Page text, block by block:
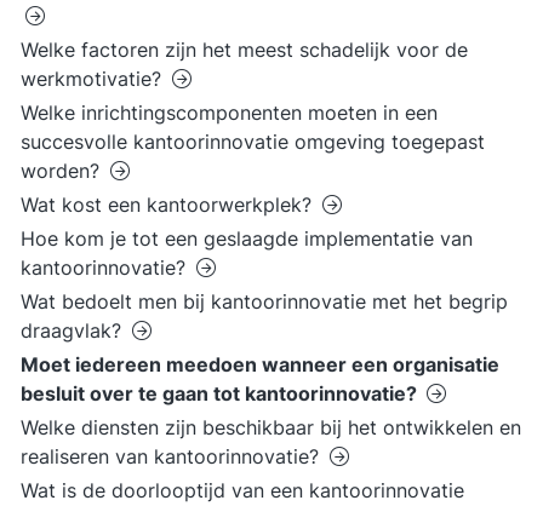
Welke factoren zijn het meest schadelijk voor de
werkmotivatie?
Welke inrichtingscomponenten moeten in een
succesvolle kantoorinnovatie omgeving toegepast
worden?
Wat kost een kantoorwerkplek?
Hoe kom je tot een geslaagde implementatie van
kantoorinnovatie?
Wat bedoelt men bij kantoorinnovatie met het begrip
draagvlak?
Moet iedereen meedoen wanneer een organisatie
besluit over te gaan tot kantoorinnovatie?
Welke diensten zijn beschikbaar bij het ontwikkelen en
realiseren van kantoorinnovatie?
Wat is de doorlooptijd van een kantoorinnovatie